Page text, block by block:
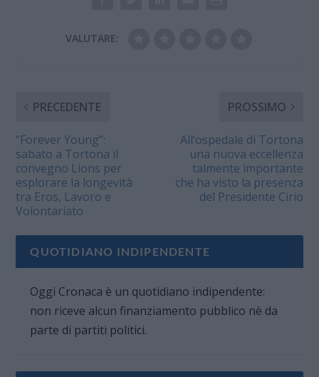
VALUTARE:
PRECEDENTE
“Forever Young”:
sabato a Tortona il
convegno Lions per
esplorare la longevità
tra Eros, Lavoro e
Volontariato
PROSSIMO
All’ospedale di Tortona
una nuova eccellenza
talmente importante
che ha visto la presenza
del Presidente Cirio
QUOTIDIANO INDIPENDENTE
Oggi Cronaca è un quotidiano indipendente:
non riceve alcun finanziamento pubblico nè da
parte di partiti politici.